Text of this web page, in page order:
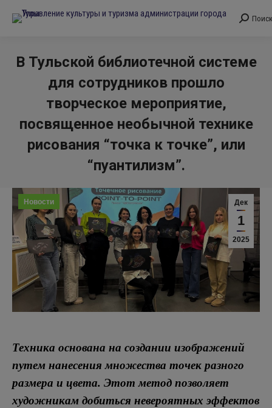
Поиск:
Поиск
В Тульской библиотечной системе
для сотрудников прошло
творческое мероприятие,
посвященное необычной технике
рисования “точка к точке”, или
“пуантилизм”.
Дек
1
2025
Новости
Техника основана на создании изображений
путем нанесения множества точек разного
размера и цвета. Этот метод позволяет
художникам добиться невероятных эффектов